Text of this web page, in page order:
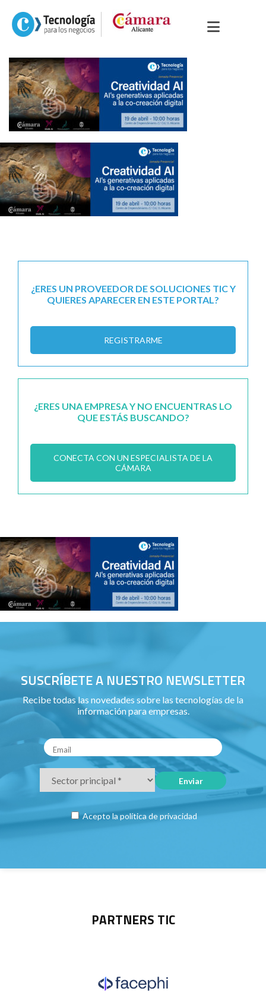
¿ERES UN PROVEEDOR DE SOLUCIONES TIC Y
QUIERES APARECER EN ESTE PORTAL?
REGISTRARME
¿ERES UNA EMPRESA Y NO ENCUENTRAS LO
QUE ESTÁS BUSCANDO?
CONECTA CON UN ESPECIALISTA DE LA
CÁMARA
SUSCRÍBETE A NUESTRO NEWSLETTER
Recibe todas las novedades sobre las tecnologías de la
información para empresas.
Acepto la política de privacidad
PARTNERS TIC